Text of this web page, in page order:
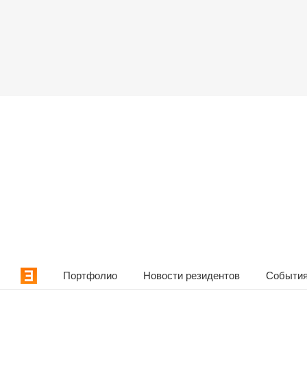
Портфолио Новости резидентов